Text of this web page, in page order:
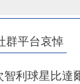
群平台哀悼
利球星比達